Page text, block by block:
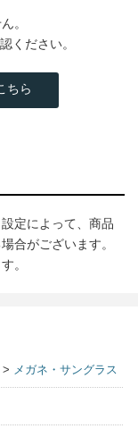
。
ください。
ちら
定によって、商品
合がございます。
。
> メガネ・サングラス